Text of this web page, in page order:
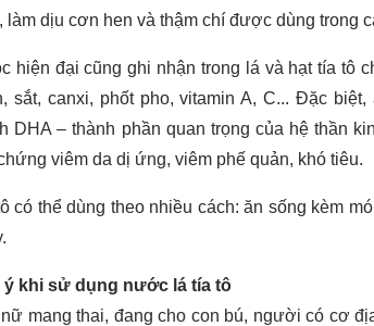
làm dịu cơn hen và thậm chí được dùng trong
hiện đại cũng ghi nhận trong lá và hạt tía tô
sắt, canxi, phốt pho, vitamin A, C... Đặc
DHA – thành phần quan trọng của hệ thần
viêm da dị ứng, viêm phế quản, khó tiêu.
có thể dùng theo nhiều cách: ăn sống kèm
ý khi sử dụng nước lá tía tô
nữ mang thai, đang cho con bú, người có cơ